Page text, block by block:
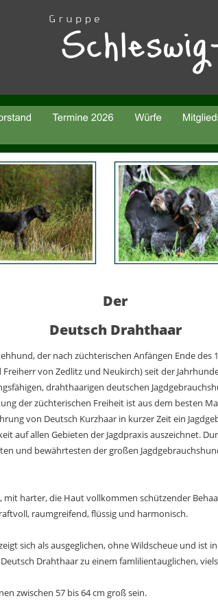
Der
Deutsch Drahthaar
der nach züchterischen Anfängen Ende des
von Zedlitz und Neukirch) seit der
drahthaarigen deutschen
der züchterischen Freiheit ist aus dem besten
von Deutsch Kurzhaar in kurzer Zeit ein
auf allen Gebieten der Jagdpraxis auszeichnet.
und bewährtesten der großen
mit harter, die Haut vollkommen schützender
raumgreifend, flüssig und harmonisch.
sich als ausgeglichen, ohne Wildscheue und ist
Drahthaar zu einem famlilientauglichen,
zwischen 57 bis 64 cm groß sein.